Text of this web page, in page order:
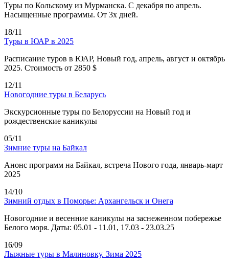
Туры по Кольскому из Мурманска. С декабря по апрель.
Насыщенные программы. От 3х дней.
18/11
Туры в ЮАР в 2025
Расписание туров в ЮАР, Новый год, апрель, август и октябрь
2025. Стоимость от 2850 $
12/11
Новогодние туры в Беларусь
Экскурсионные туры по Белоруссии на Новый год и
рождественские каникулы
05/11
Зимние туры на Байкал
Анонс программ на Байкал, встреча Нового года, январь-март
2025
14/10
Зимний отдых в Поморье: Архангельск и Онега
Новогодние и весенние каникулы на заснеженном побережье
Белого моря. Даты: 05.01 - 11.01, 17.03 - 23.03.25
16/09
Лыжные туры в Малиновку. Зима 2025